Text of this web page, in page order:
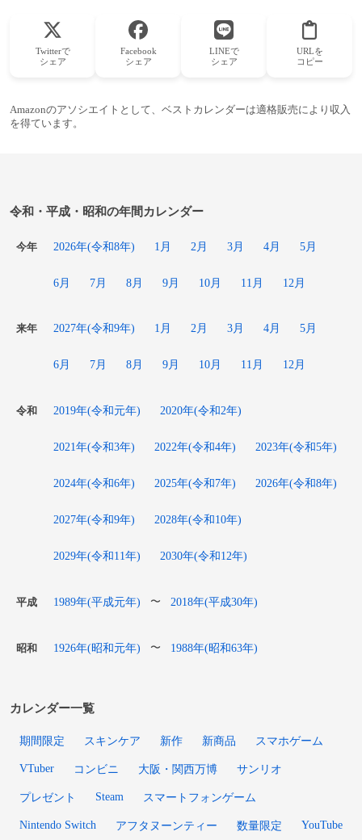
Twitterで
シェア
Facebook
シェア
LINEで
シェア
URLを
コピー
Amazonのアソシエイトとして、ベストカレンダーは適格販売により収入
を得ています。
令和・平成・昭和の年間カレンダー
今年 2026年(令和8年) 1月 2月 3月 4月 5月
6月 7月 8月 9月 10月 11月 12月
来年 2027年(令和9年) 1月 2月 3月 4月 5月
6月 7月 8月 9月 10月 11月 12月
令和 2019年(令和元年) 2020年(令和2年)
2021年(令和3年) 2022年(令和4年) 2023年(令和5年)
2024年(令和6年) 2025年(令和7年) 2026年(令和8年)
2027年(令和9年) 2028年(令和10年)
2029年(令和11年) 2030年(令和12年)
平成 1989年(平成元年) 〜 2018年(平成30年)
昭和 1926年(昭和元年) 〜 1988年(昭和63年)
カレンダー一覧
期間限定 スキンケア 新作 新商品 スマホゲーム
VTuber コンビニ 大阪・関西万博 サンリオ
プレゼント Steam スマートフォンゲーム
Nintendo Switch アフタヌーンティー 数量限定 YouTube